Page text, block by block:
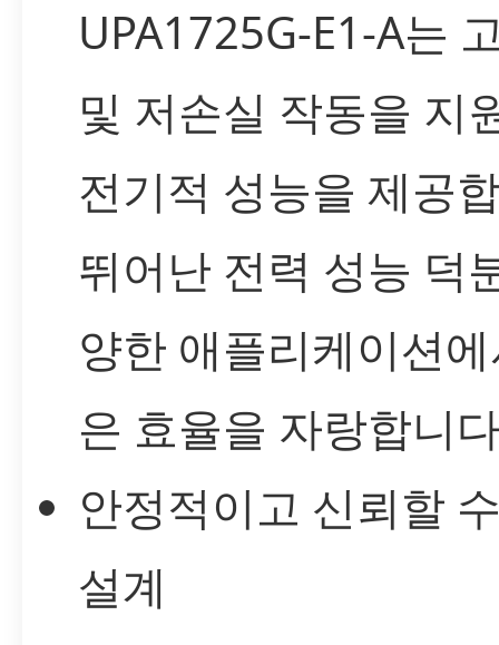
UPA1725G-E1-A는
및 저손실 작동을 지
전기적 성능을 제공
뛰어난 전력 성능 덕
양한 애플리케이션
은 효율을 자랑합니
안정적이고 신뢰할
설계